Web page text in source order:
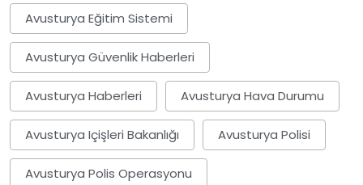
Avusturya Eğitim Sistemi
Avusturya Güvenlik Haberleri
Avusturya Haberleri Avusturya Hava Durumu
Avusturya Içişleri Bakanlığı Avusturya Polisi
Avusturya Polis Operasyonu